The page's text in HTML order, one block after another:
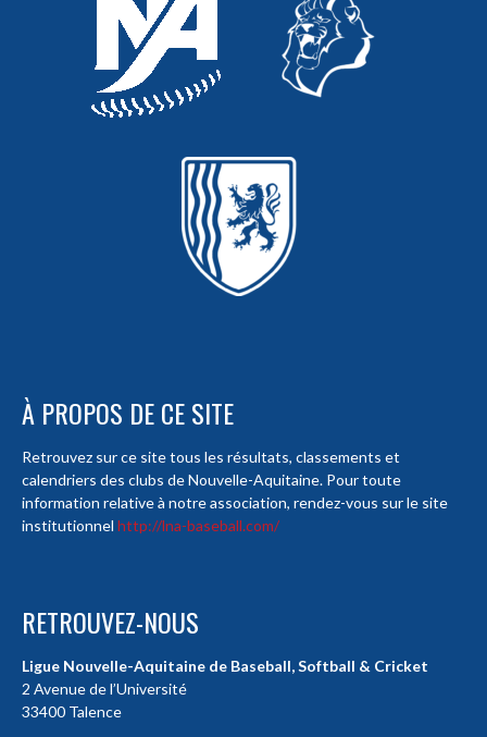
À PROPOS DE CE SITE
Retrouvez sur ce site tous les résultats, classements et
calendriers des clubs de Nouvelle-Aquitaine. Pour toute
information relative à notre association, rendez-vous sur le site
institutionnel http://lna-baseball.com/
RETROUVEZ-NOUS
Ligue Nouvelle-Aquitaine de Baseball, Softball & Cricket
2 Avenue de l’Université
33400 Talence